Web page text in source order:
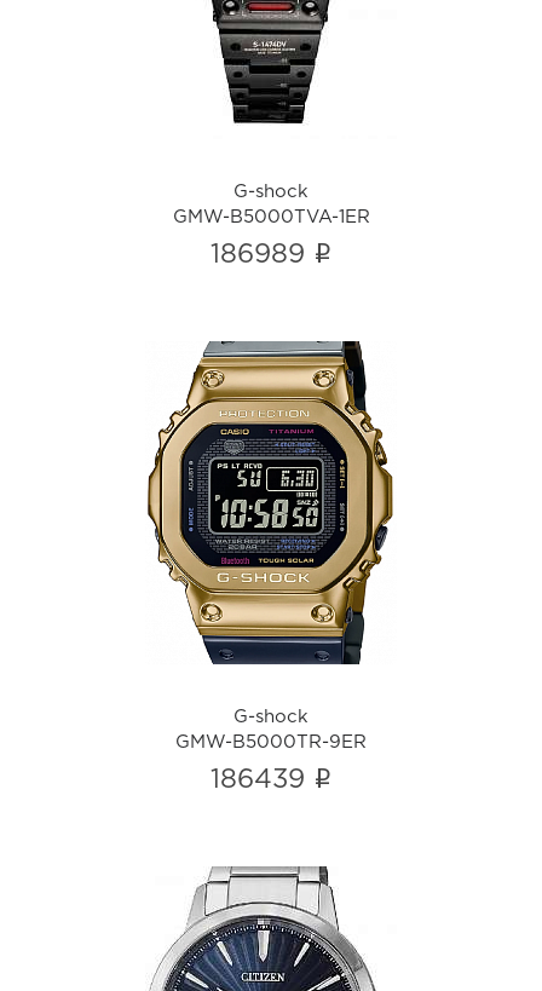
GMW-B5000TVA-1ER
i
G-shock
GMW-B5000TVA-1ER
186989 i
G-shock
GMW-B5000TR-9ER
i
G-shock
GMW-B5000TR-9ER
186439 i